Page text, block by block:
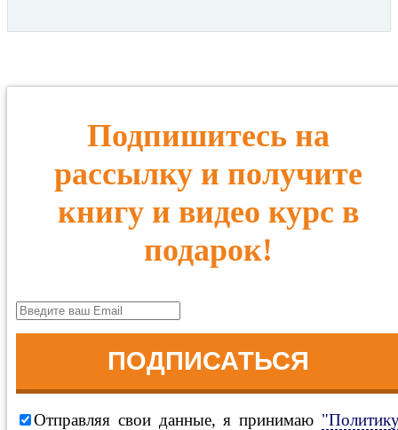
Подпишитесь на
рассылку и получите
книгу и видео курс в
подарок!
ПОДПИСАТЬСЯ
Отправляя свои данные, я принимаю